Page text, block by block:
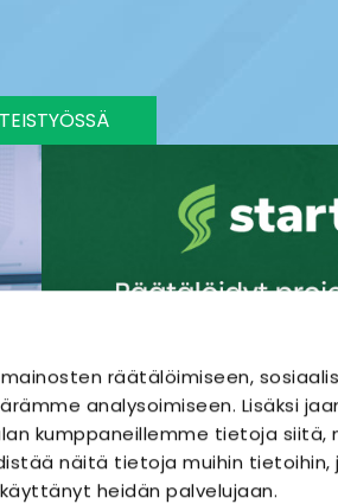
räätälöimiseen,
analysoimiseen. Lisäksi
kumppaneillemme tietoja siitä,
näitä tietoja muihin tietoihin,
heidän palvelujaan.
SÄHKÖSUUNNITTELU